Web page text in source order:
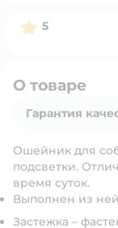
Рейтинг:
5
О товаре
Гарантия
Ошейник для
подсветки.
время суток.
Выполнен из
Застежка –